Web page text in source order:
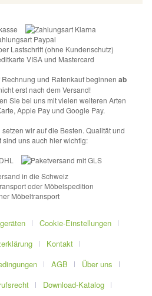
und Ratenkauf beginnen ab
erst nach dem Versand!
Sie bei uns mit vielen weiteren Arten
Apple Pay und Google Pay.
wir auf die Besten. Qualität und
sind uns auch hier wichtig:
Cookie-Einstellungen
Kontakt
AGB
Über uns
Download-Katalog